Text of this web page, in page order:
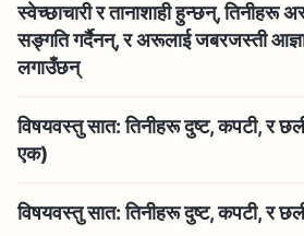
स्वेच्‍छाचारी र तानाशाही हुन्छन्, तिनीहरू
सङ्गति गर्दैनन्, र अरूलाई जबरजस्ती
लगाउँछन्
विषयवस्तु सात: तिनीहरू दुष्ट, कपटी, र
एक)
विषयवस्तु सात: तिनीहरू दुष्ट, कपटी, र